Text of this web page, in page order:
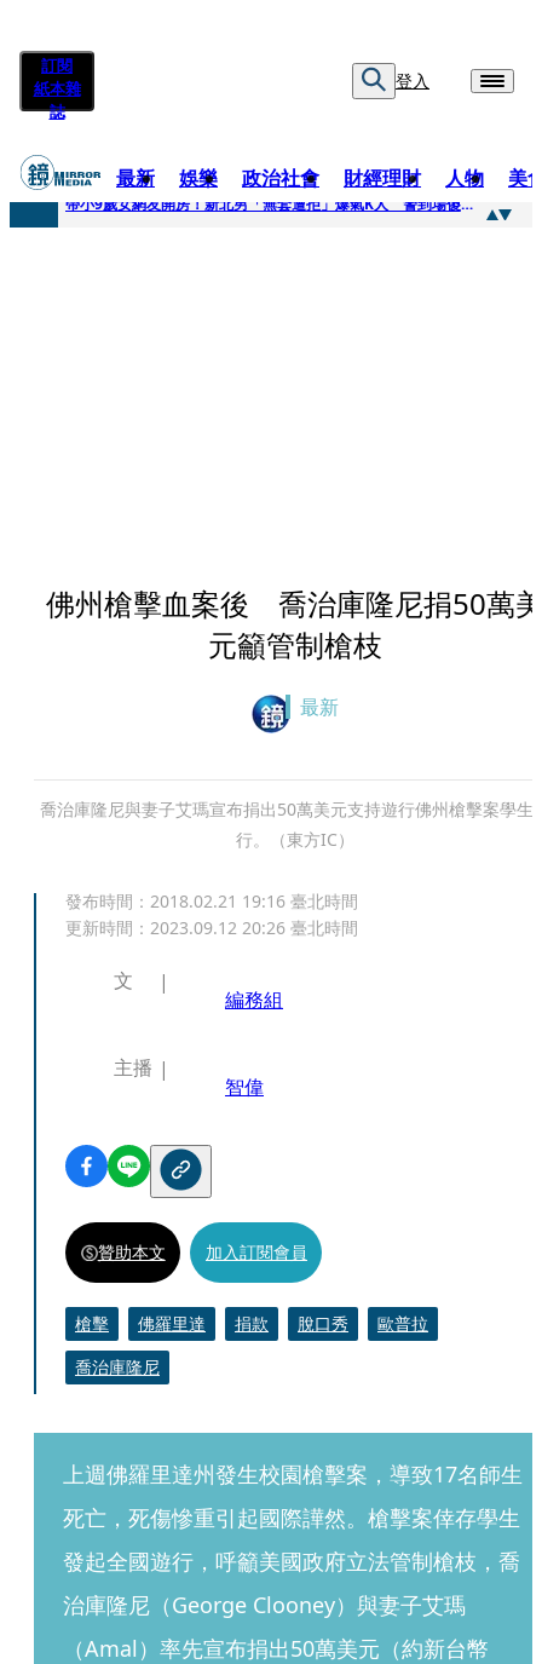
訂閱
紙本雜
誌
登入
最新 娛樂 政治社會 財經理財 人物 美
快訊
帶小9歲女網友開房！新北男「無套遭拒」爆氣K人 警到場傻眼搜到手銬、改造槍
佛州槍擊血案後 喬治庫隆尼捐50萬
元籲管制槍枝
最新
喬治庫隆尼與妻子艾瑪宣布捐出50萬美元支持遊行佛州槍擊案學生
行。（東方IC）
發布時間： 2018.02.21 19:16 臺北時間
更新時間： 2023.09.12 20:26 臺北時間
文
編務組
主播
智偉
贊助本文 加入訂閱會員
槍擊 佛羅里達 捐款 脫口秀
歐普拉
喬治庫隆尼
上週佛羅里達州發生校園槍擊案，導致17名師生
死亡，死傷慘重引起國際譁然。槍擊案倖存學生
發起全國遊行，呼籲美國政府立法管制槍枝，喬
治庫隆尼（George Clooney）與妻子艾瑪
（Amal）率先宣布捐出50萬美元（約新台幣